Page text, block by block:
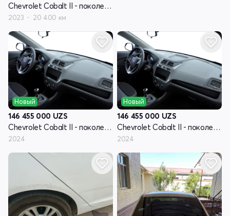
Chevrolet Cobalt II - поколение рестайлинг
2023 20 400 км
Новый
146 455 000 UZS
Chevrolet Cobalt II - поколение рестайлинг
2024
Новый
146 455 000 UZS
Chevrolet Cobalt II - поколение рестайлинг
2024